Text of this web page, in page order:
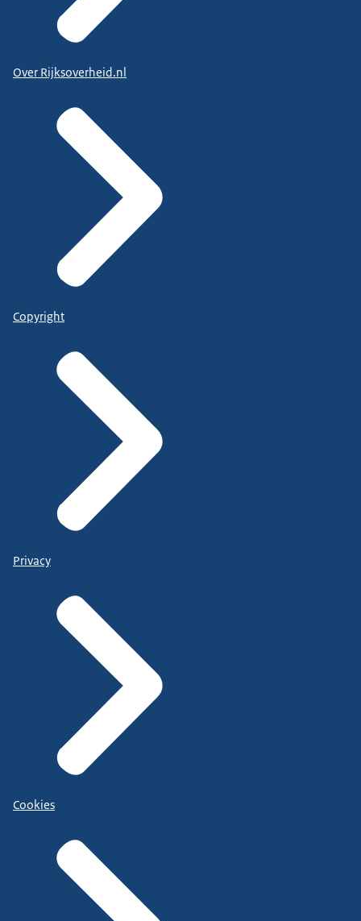
Over Rijksoverheid.nl
Copyright
Privacy
Cookies